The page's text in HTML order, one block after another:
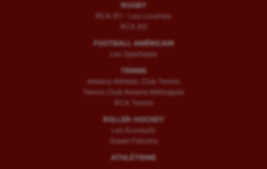
RUGBY
RCA (F) – Les Licornes
RCA (H)
FOOTBALL AMÉRICAIN
Les Spartiates
TENNIS
Amiens Athletic Club Tennis
Tennis Club Amiens Métropole
RCA Tennis
ROLLER-HOCKEY
Les Ecureuils
Green Falcons
ATHLÉTISME